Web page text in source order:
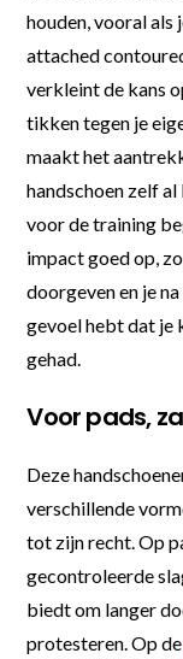
houden, vooral
attached
verkleint de kans
tikken tegen je
maakt het
handschoen zelf
voor de training
impact goed op,
doorgeven en je
gevoel hebt dat je
gehad.
Voor pads,
Deze
verschillende
tot zijn recht. Op
gecontroleerde
biedt om langer
protesteren. Op de